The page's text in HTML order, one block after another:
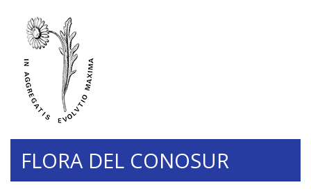
FLORA DEL CONOSUR